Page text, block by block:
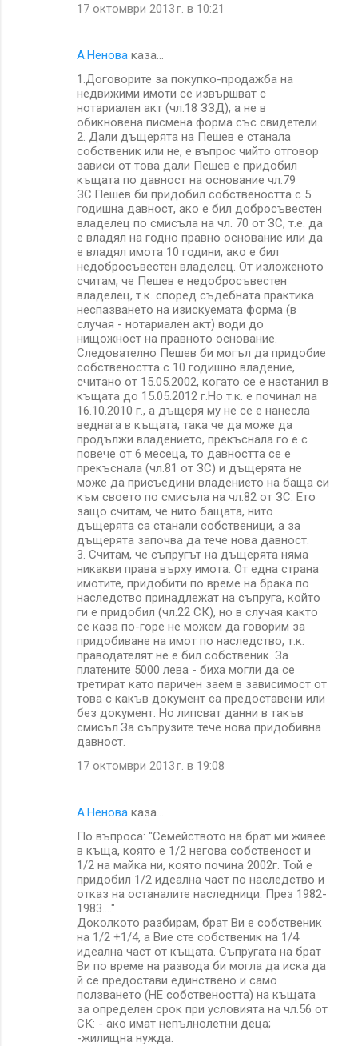
17 октомври 2013 г. в 10:21
А.Ненова каза…
1.Договорите за покупко-продажба на
недвижими имоти се извършват с
нотариален акт (чл.18 ЗЗД), а не в
обикновена писмена форма със свидетели.
2. Дали дъщерята на Пешев е станала
собственик или не, е въпрос чийто отговор
зависи от това дали Пешев е придобил
къщата по давност на основание чл.79
ЗС.Пешев би придобил собствеността с 5
годишна давност, ако е бил добросъвестен
владелец по смисъла на чл. 70 от ЗС, т.е. да
е владял на годно правно основание или да
е владял имота 10 години, ако е бил
недобросъвестен владелец. От изложеното
считам, че Пешев е недобросъвестен
владелец, т.к. според съдебната практика
неспазването на изискуемата форма (в
случая - нотариален акт) води до
нищожност на правното основание.
Следователно Пешев би могъл да придобие
собствеността с 10 годишно владение,
считано от 15.05.2002, когато се е настанил в
къщата до 15.05.2012 г.Но т.к. е починал на
16.10.2010 г., а дъщеря му не се е нанесла
веднага в къщата, така че да може да
продължи владението, прекъснала го е с
повече от 6 месеца, то давността се е
прекъснала (чл.81 от ЗС) и дъщерята не
може да присъедини владението на баща си
към своето по смисъла на чл.82 от ЗС. Ето
защо считам, че нито бащата, нито
дъщерята са станали собственици, а за
дъщерята започва да тече нова давност.
3. Считам, че съпругът на дъщерята няма
никакви права върху имота. От една страна
имотите, придобити по време на брака по
наследство принадлежат на съпруга, който
ги е придобил (чл.22 СК), но в случая както
се каза по-горе не можем да говорим за
придобиване на имот по наследство, т.к.
праводателят не е бил собственик. За
платените 5000 лева - биха могли да се
третират като паричен заем в зависимост от
това с какъв документ са предоставени или
без документ. Но липсват данни в такъв
смисъл.За съпрузите тече нова придобивна
давност.
17 октомври 2013 г. в 19:08
А.Ненова каза…
По въпроса: "Семейството на брат ми живее
в къща, която е 1/2 негова собственост и
1/2 на майка ни, която почина 2002г. Той е
придобил 1/2 идеална част по наследство и
отказ на останалите наследници. През 1982-
1983...."
Доколкото разбирам, брат Ви е собственик
на 1/2 +1/4, а Вие сте собственик на 1/4
идеална част от къщата. Съпругата на брат
Ви по време на развода би могла да иска да
й се предостави единствено и само
ползването (НЕ собствеността) на къщата
за определен срок при условията на чл.56 от
СК: - ако имат непълнолетни деца;
-жилищна нужда.